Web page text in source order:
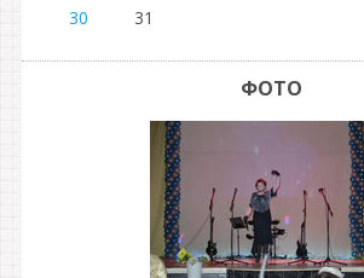
30
31
ФОТО